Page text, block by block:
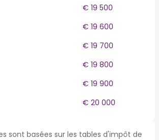
€ 19 500
€ 19 600
€ 19 700
€ 19 800
€ 19 900
€ 20 000
sont basées sur les tables d'impôt de